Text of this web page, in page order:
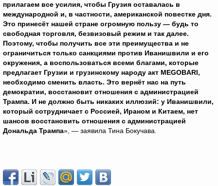
прилагаем все усилия, чтобы Грузия оставалась в
международной и, в частности, американской повестке дня.
Это принесёт нашей стране огромную пользу — будь то
свободная торговля, безвизовый режим и так далее.
Поэтому, чтобы получить все эти преимущества и не
ограничиться только санкциями против Иванишвили и его
окружения, а воспользоваться всеми благами, которые
предлагает Грузии и грузинскому народу акт MEGOBARI,
необходимо сменить власть. Это вернёт нас на путь
демократии, восстановит отношения с администрацией
Трампа. И не должно быть никаких иллюзий: у Иванишвили,
который сотрудничает с Россией, Ираном и Китаем, нет
шансов восстановить отношения с администрацией
Дональда Трампа», — заявила Тина Бокучава.